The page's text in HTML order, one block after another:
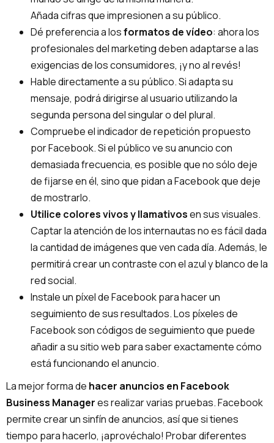
Añada cifras que impresionen a su público.
Dé preferencia a losformatos de vídeo: ahora los
profesionales del marketing deben adaptarse a las
exigencias de los consumidores, ¡y no al revés!
Hable directamente a su público. Si adapta su
mensaje, podrá dirigirse al usuario utilizando la
segunda persona del singular o del plural.
Compruebe el indicador de repetición propuesto
por Facebook. Si el público ve su anuncio con
demasiada frecuencia, es posible que no sólo deje
de fijarse en él, sino que pidan a Facebook que deje
de mostrarlo.
Utilice colores vivos y llamativosen sus visuales.
Captar la atención de los internautas no es fácil dada
la cantidad de imágenes que ven cada día. Además, le
permitirá crear un contraste con el azul y blanco de la
red social.
Instale un píxel de Facebook para hacer un
seguimiento de sus resultados. Los píxeles de
Facebook son códigos de seguimiento que puede
añadir a su sitio web para saber exactamente cómo
está funcionando el anuncio.
La mejor forma de hacer anuncios en Facebook
Business Manageres realizar varias pruebas. Facebook
permite crear un sinfín de anuncios, así que si tienes
tiempo para hacerlo, ¡aprovéchalo! Probar diferentes